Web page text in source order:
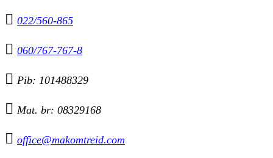
 022/560-865
 060/767-767-8
 Pib: 101488329
 Mat. br: 08329168
 office@makomtreid.com